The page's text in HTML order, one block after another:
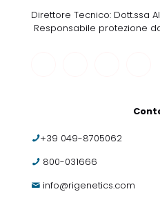
Direttore Tecnico: Dott.ssa
Responsabile protezione
+39 049-8705062
800-031666
info@rigenetics.com